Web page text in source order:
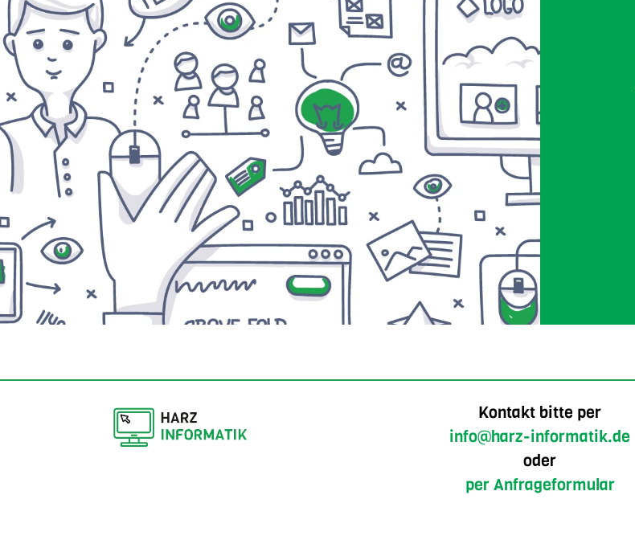
Kontakt bitte per
info@harz-informatik.de
oder
per Anfrageformular